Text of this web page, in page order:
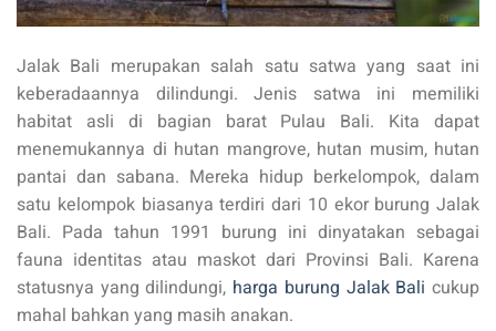
Jalak Bali merupakan salah satu satwa yang saat ini
keberadaannya dilindungi. Jenis satwa ini memiliki
habitat asli di bagian barat Pulau Bali. Kita dapat
menemukannya di hutan mangrove, hutan musim, hutan
pantai dan sabana. Mereka hidup berkelompok, dalam
satu kelompok biasanya terdiri dari 10 ekor burung Jalak
Bali. Pada tahun 1991 burung ini dinyatakan sebagai
fauna identitas atau maskot dari Provinsi Bali. Karena
statusnya yang dilindungi, harga burung Jalak Bali cukup
mahal bahkan yang masih anakan.